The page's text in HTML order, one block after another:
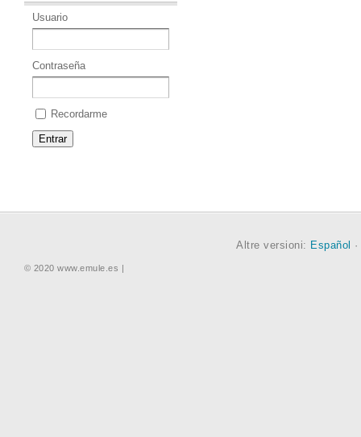
Usuario
Contraseña
Recordarme
Altre versioni: Español
© 2020 www.emule.es |